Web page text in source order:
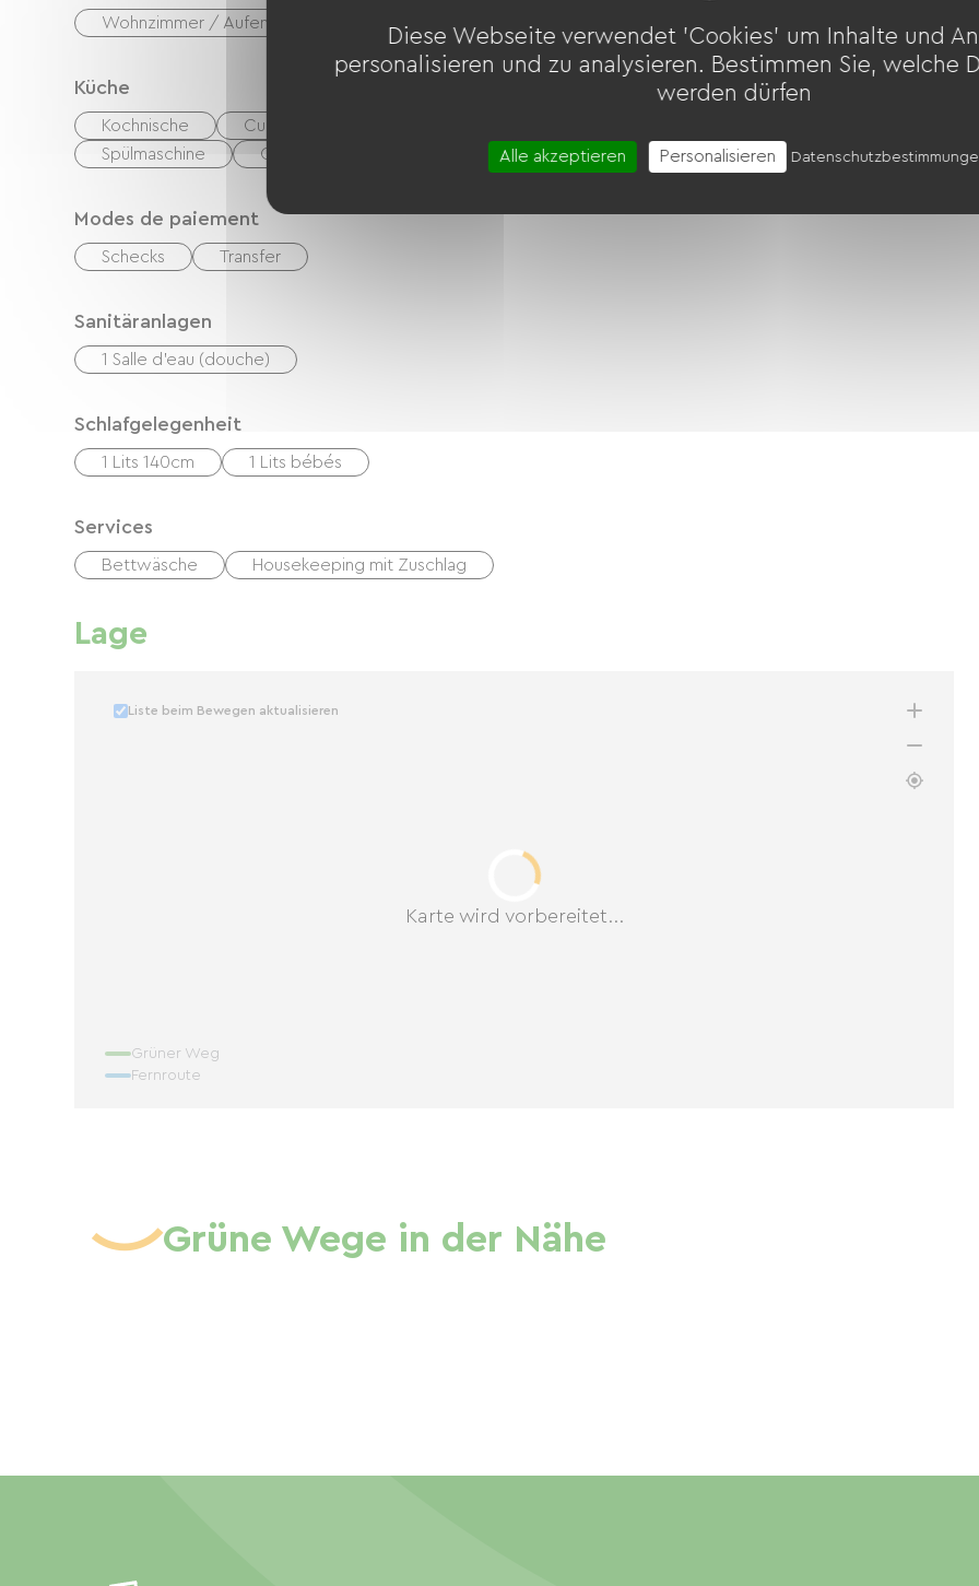
Wohnzimmer / Aufenthaltsraum
Küche
Kochnische Cuisinière
Spülmaschine
Congélateur
Modes de paiement
Schecks Transfer
Sanitäranlagen
1 Salle d'eau (douche)
Schlafgelegenheit
1 Lits 140cm 1 Lits bébés
Services
Bettwäsche Housekeeping mit Zuschlag
Lage
Karte wird vorbereitet...
Liste beim Bewegen aktualisieren
Grüner Weg
Fernroute
Grüne Wege in der Nähe
Diese Webseite verwendet 'Cookies' um Inhalte und
personalisieren und zu analysieren. Bestimmen Sie, welche
werden dürfen
Alle akzeptieren Personalisieren